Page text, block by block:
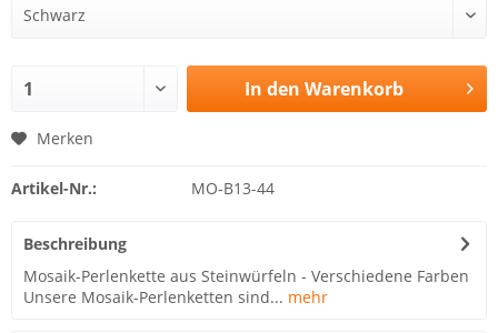
In den Warenkorb
Merken
Artikel-Nr.: MO-B13-44
Beschreibung
Mosaik-Perlenkette aus Steinwürfeln - Verschiedene Farben
Unsere Mosaik-Perlenketten sind... mehr